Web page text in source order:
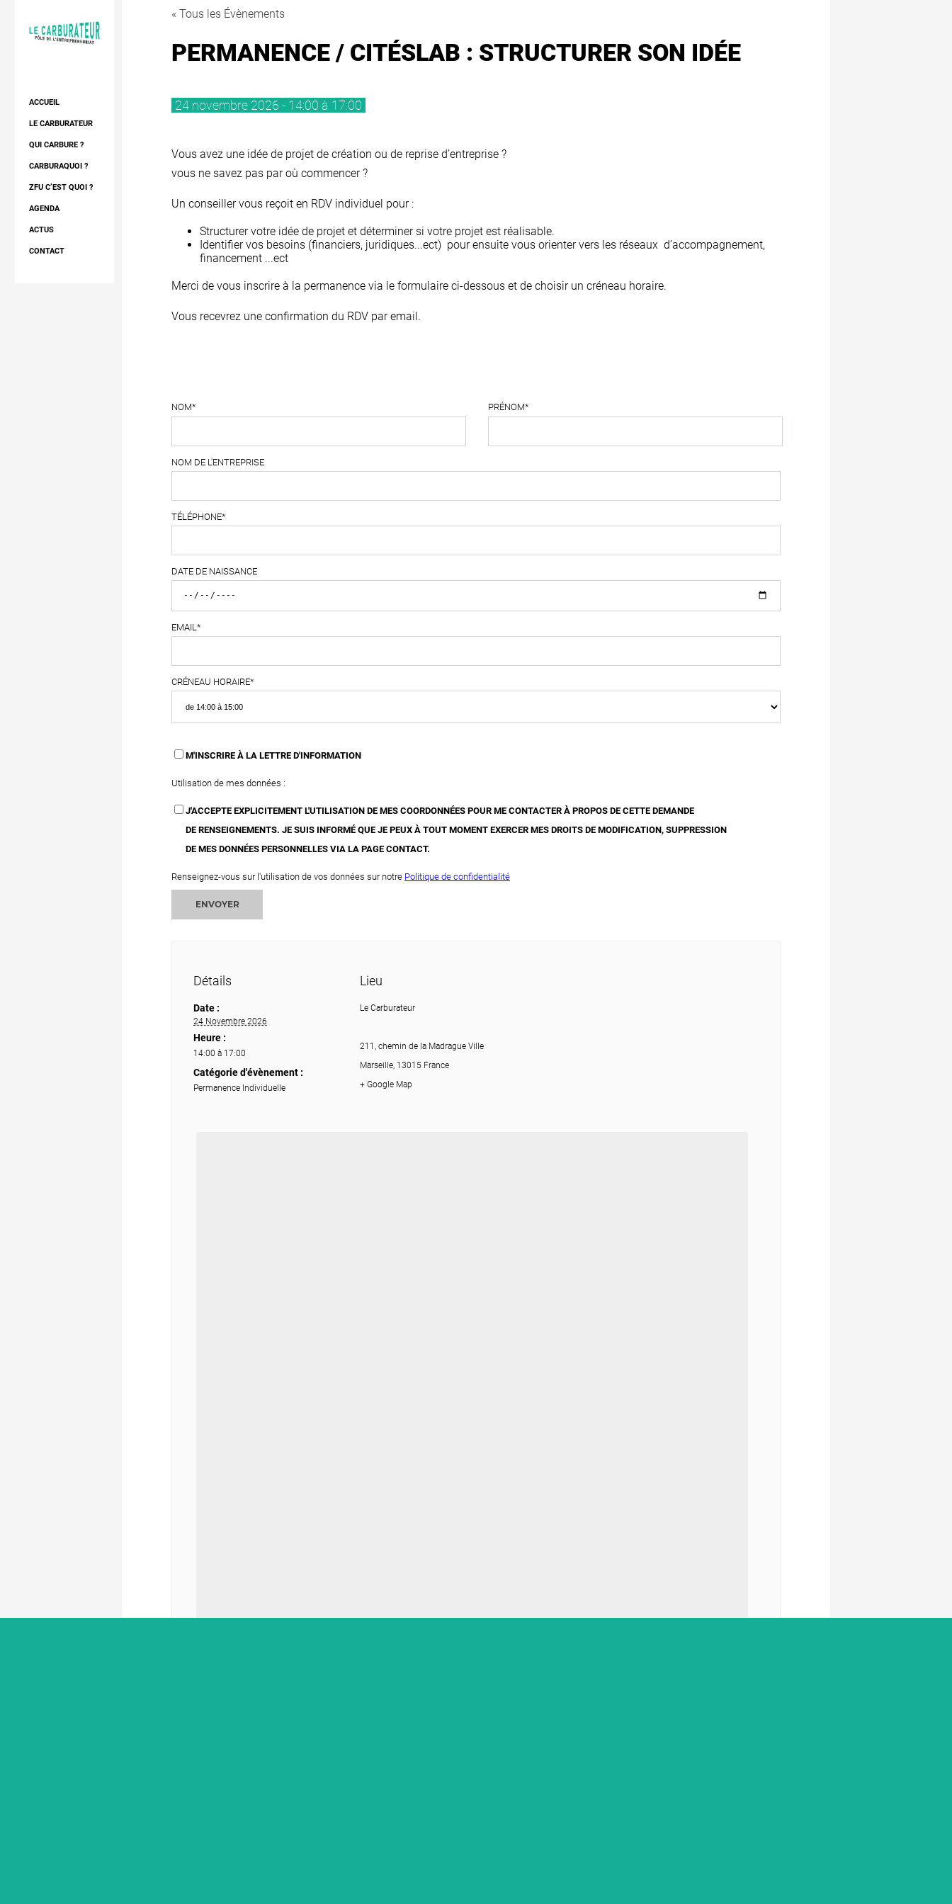
ACCUEIL
LE CARBURATEUR
DIAGNOSTIC
CONSEIL ET APPUI
RÉSIDENCE
RÉSEAU
L’ESPACE
FORMATIONS
QUI CARBURE ?
LES RÉSIDENTS
LES EXPERTS
CARBURAQUOI ?
LE PROJET
LE QUARTIER
NOTRE RÉSEAU
ZFU C’EST QUOI ?
AGENDA
ACTUS
CONTACT
« Tous les Évènements
PERMANENCE / CITÉSLAB : STRUCTURER SON IDÉE
24 novembre 2026 - 14:00 à 17:00
Vous avez une idée de projet de création ou de reprise d’entreprise ?
vous ne savez pas par où commencer ?
Un conseiller vous reçoit en RDV individuel pour :
Structurer votre idée de projet et déterminer si votre projet est réalisable.
Identifier vos besoins (financiers, juridiques...ect) pour ensuite vous orienter vers les réseaux d’accompagnement,
financement ...ect
Merci de vous inscrire à la permanence via le formulaire ci-dessous et de choisir un créneau horaire.
Vous recevrez une confirmation du RDV par email.
NOM* PRÉNOM*
NOM DE L'ENTREPRISE
TÉLÉPHONE*
DATE DE NAISSANCE
EMAIL*
CRÉNEAU HORAIRE*
M'INSCRIRE À LA LETTRE D'INFORMATION
Utilisation de mes données :
J'ACCEPTE EXPLICITEMENT L'UTILISATION DE MES COORDONNÉES POUR ME CONTACTER À PROPOS DE CETTE DEMANDE
DE RENSEIGNEMENTS. JE SUIS INFORMÉ QUE JE PEUX À TOUT MOMENT EXERCER MES DROITS DE MODIFICATION, SUPPRESSION
DE MES DONNÉES PERSONNELLES VIA LA PAGE CONTACT.
Renseignez-vous sur l'utilisation de vos données sur notre Politique de confidentialité
ENVOYER
Détails
Date :
24 Novembre 2026
Heure :
14:00 à 17:00
Catégorie d'évènement :
Permanence Individuelle
Lieu
Le Carburateur
211, chemin de la Madrague Ville
Marseille, 13015 France
+ Google Map